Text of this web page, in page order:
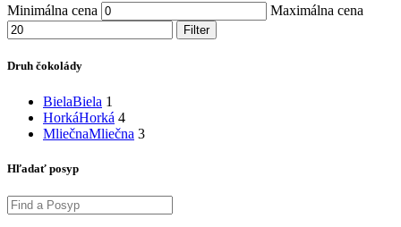
Minimálna cena Maximálna cena
Filter
Druh čokolády
BielaBiela 1
HorkáHorká 4
MliečnaMliečna 3
Hľadať posyp